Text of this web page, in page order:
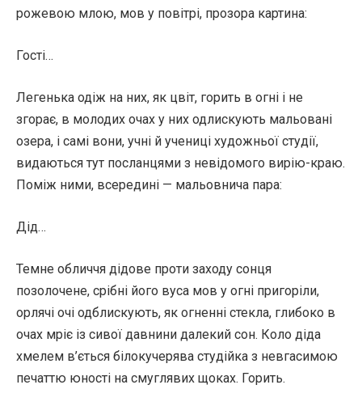
рожевою млою, мов у повітрі, прозора картина:
Гості…
Легенька одіж на них, як цвіт, горить в огні і не
згорає, в молодих очах у них одлискують мальовані
озера, і самі вони, учні й учениці художньої студії,
видаються тут посланцями з невідомого вирію-краю.
Поміж ними, всередині — мальовнича пара:
Дід…
Темне обличчя дідове проти заходу сонця
позолочене, срібні його вуса мов у огні пригоріли,
орлячі очі одблискують, як огненні стекла, глибоко в
очах мріє із сивої давнини далекий сон. Коло діда
хмелем в’ється білокучерява студійка з невгасимою
печаттю юності на смуглявих щоках. Горить.